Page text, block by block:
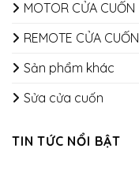
MOTOR CỬA CUỐN
REMOTE CỬA CUỐN
Sản phẩm khác
Sửa cửa cuốn
TIN TỨC NỔI BẬT